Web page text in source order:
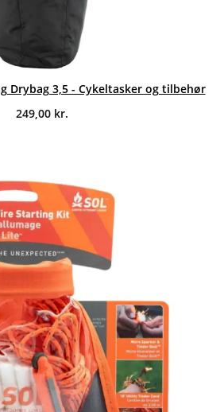
Drybag 3,5 - Cykeltasker og tilbehør
249,00 kr.